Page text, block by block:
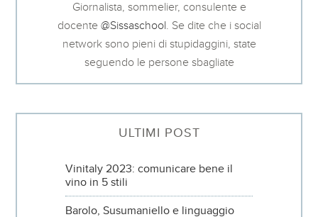
Giornalista, sommelier, consulente e
docente @Sissaschool. Se dite che i social
network sono pieni di stupidaggini, state
seguendo le persone sbagliate
ULTIMI POST
Vinitaly 2023: comunicare bene il
vino in 5 stili
Barolo, Susumaniello e linguaggio